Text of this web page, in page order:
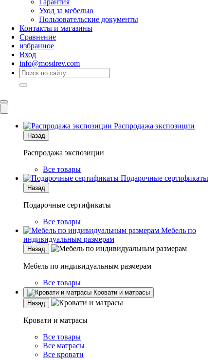
Гарантия
Уход за мебелью
Пользовательские документы
Контакты и магазины
Сравнение
избранное
Вход
info@mosdrev.com
Распродажа экспозиции
Назад
Распродажа экспозиции
Все товары
Подарочные сертификаты
Назад
Подарочные сертификаты
Все товары
Мебель по
индивидуальным размерам
Назад
Мебель по индивидуальным размерам
Все товары
Кровати и матрасы
Назад
Кровати и матрасы
Все товары
Все матрасы
Все кровати